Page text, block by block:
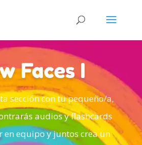
Faces I
sección con tu pequeño/a,
audios y flashcards
en equipo y juntos crea un